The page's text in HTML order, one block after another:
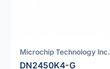
Microchip Technology Inc.
DN2450K4-G